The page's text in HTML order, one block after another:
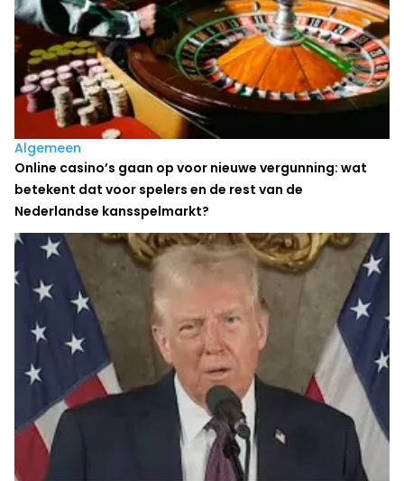
Algemeen
Online casino’s gaan op voor nieuwe vergunning: wat
betekent dat voor spelers en de rest van de
Nederlandse kansspelmarkt?